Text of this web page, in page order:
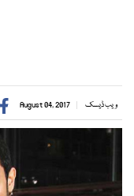
ویب ڈیسک August 04, 2017